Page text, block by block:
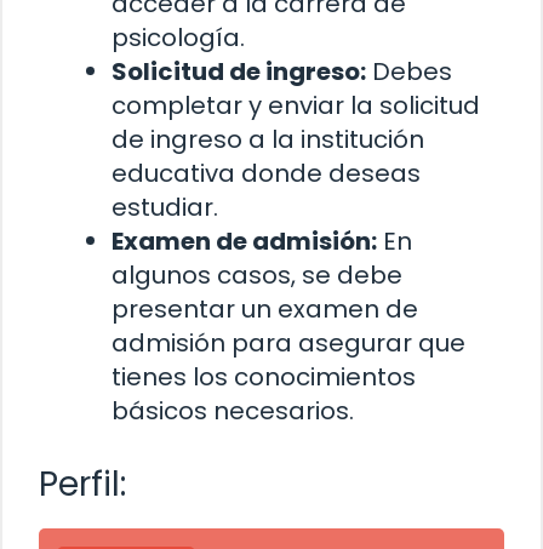
psicología.
Solicitud de ingreso: Debes
completar y enviar la solicitud
de ingreso a la institución
educativa donde deseas
estudiar.
Examen de admisión: En
algunos casos, se debe
presentar un examen de
admisión para asegurar que
tienes los conocimientos
básicos necesarios.
Perfil: